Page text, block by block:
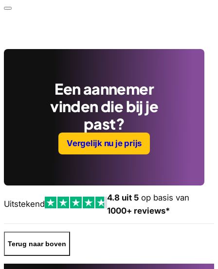
Een aannemer
vinden die bij je
past?
Vergelijk nu je prijs
Uitstekend
4.8 uit 5 op basis van
1000+ reviews*
Terug naar boven